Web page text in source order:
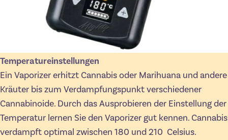
Temperatureinstellungen
Ein Vaporizer erhitzt Cannabis oder Marihuana und andere
Kräuter bis zum Verdampfungspunkt verschiedener
Cannabinoide. Durch das Ausprobieren der Einstellung der
Temperatur lernen Sie den Vaporizer gut kennen. Cannabis
verdampft optimal zwischen 180 und 210 Celsius.